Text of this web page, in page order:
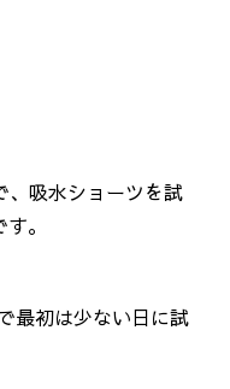
、吸水ショーツを試
。
最初は少ない日に試